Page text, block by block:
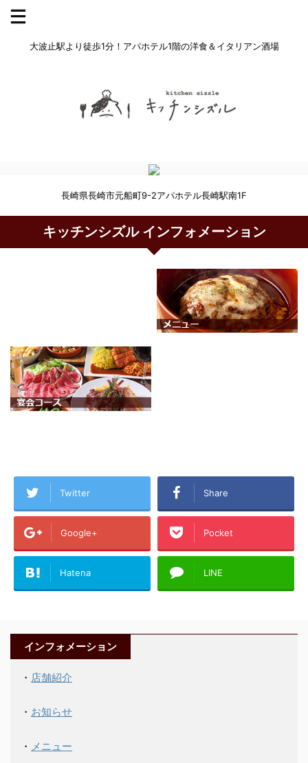
大波止駅より徒歩1分！アパホテル1階の洋食＆イタリアン酒場
長崎県長崎市元船町9-2アパホテル長崎駅南1F
キッチンシズル インフォメーション
Twitter Share
Google+ Pocket
Hatena LINE
インフォメーション
・ 店舗紹介
・ お知らせ
・ メニュー